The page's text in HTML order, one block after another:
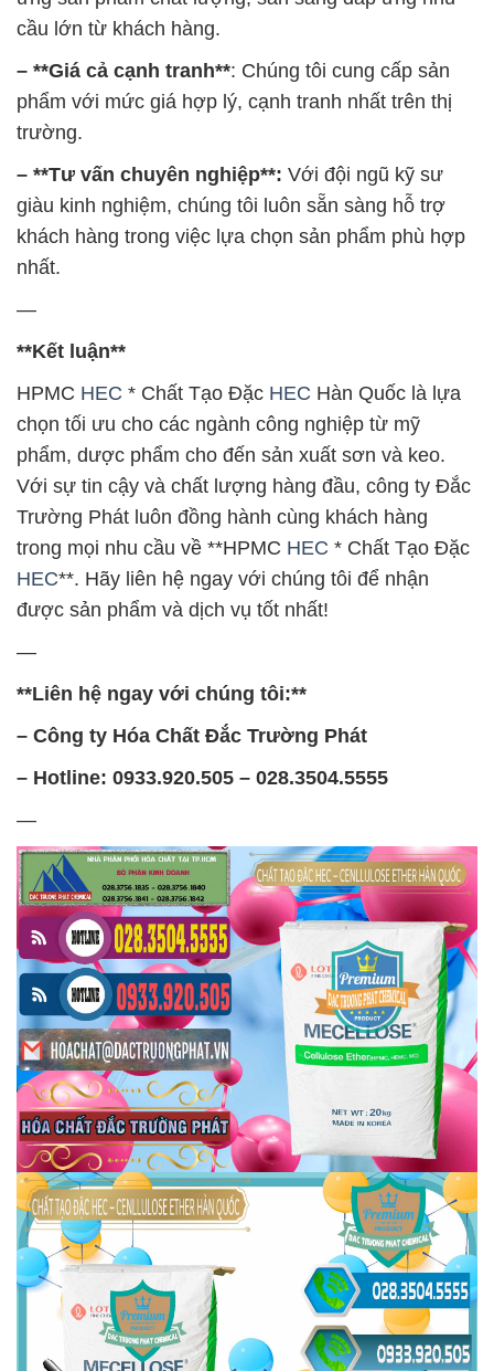
cầu lớn từ khách hàng.
– **Giá cả cạnh tranh**: Chúng tôi cung cấp sản
phẩm với mức giá hợp lý, cạnh tranh nhất trên thị
trường.
– **Tư vấn chuyên nghiệp**: Với đội ngũ kỹ sư
giàu kinh nghiệm, chúng tôi luôn sẵn sàng hỗ trợ
khách hàng trong việc lựa chọn sản phẩm phù hợp
nhất.
—
**Kết luận**
HPMC HEC * Chất Tạo Đặc HEC Hàn Quốc là lựa
chọn tối ưu cho các ngành công nghiệp từ mỹ
phẩm, dược phẩm cho đến sản xuất sơn và keo.
Với sự tin cậy và chất lượng hàng đầu, công ty Đắc
Trường Phát luôn đồng hành cùng khách hàng
trong mọi nhu cầu về **HPMC HEC * Chất Tạo Đặc
HEC**. Hãy liên hệ ngay với chúng tôi để nhận
được sản phẩm và dịch vụ tốt nhất!
—
**Liên hệ ngay với chúng tôi:**
– Công ty Hóa Chất Đắc Trường Phát
– Hotline: 0933.920.505 – 028.3504.5555
—